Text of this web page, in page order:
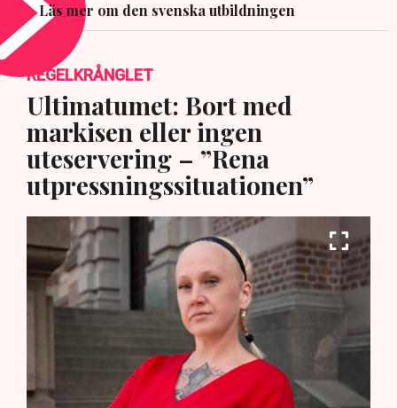
Läs mer om den svenska utbildningen
REGELKRÅNGLET
Ultimatumet: Bort med
markisen eller ingen
uteservering – ”Rena
utpressningssituationen”